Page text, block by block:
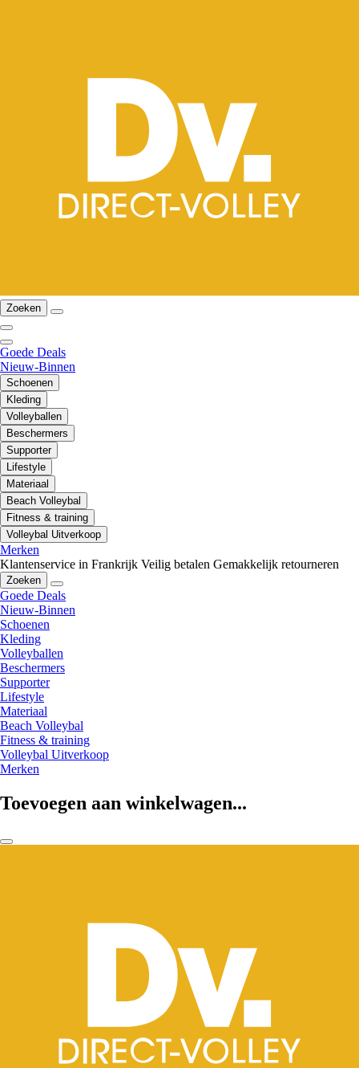
Zoeken
Goede Deals
Nieuw-Binnen
Schoenen
Kleding
Volleyballen
Beschermers
Supporter
Lifestyle
Materiaal
Beach Volleybal
Fitness & training
Volleybal Uitverkoop
Merken
Klantenservice in Frankrijk Veilig betalen Gemakkelijk retourneren
Zoeken
Goede Deals
Nieuw-Binnen
Schoenen
Kleding
Volleyballen
Beschermers
Supporter
Lifestyle
Materiaal
Beach Volleybal
Fitness & training
Volleybal Uitverkoop
Merken
Toevoegen aan winkelwagen...